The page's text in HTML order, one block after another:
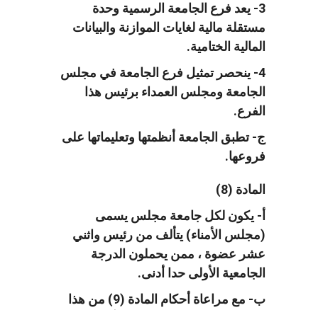
3- يعد فرع الجامعة الرسمية وحدة
مستقلة مالية لغايات الموازنة والبيانات
المالية الختامية.
4- ينحصر تمثيل فرع الجامعة في مجلس
الجامعة ومجلس العمداء برئيس هذا
الفرع.
ج- تطبق الجامعة أنظمتها وتعليماتها على
فروعها.
المادة (8)
أ- يكون لكل جامعة مجلس يسمى
(مجلس الأمناء) يتألف من رئيس واثني
عشر عضوة ، ممن يحملون الدرجة
الجامعية الأولى حدا أدنى.
ب- مع مراعاة أحكام المادة (9) من هذا